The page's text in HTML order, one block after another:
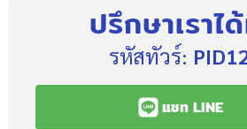
ปรึกษาเราไ
รหัสทัวร์:
แชท LINE